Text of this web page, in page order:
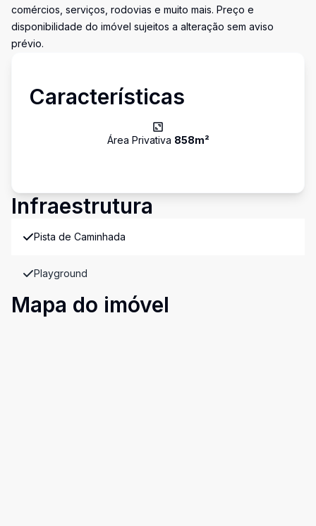
comércios, serviços, rodovias e muito mais. Preço e
disponibilidade do imóvel sujeitos a alteração sem aviso
prévio.
Características
Área Privativa 858m²
Infraestrutura
Pista de Caminhada
Playground
Mapa do imóvel